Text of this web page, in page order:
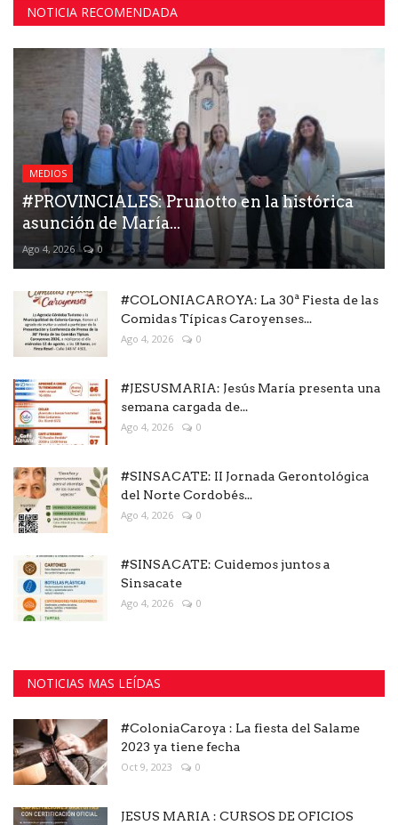
NOTICIA RECOMENDADA
MEDIOS
#PROVINCIALES: Prunotto en la histórica
asunción de María...
Ago 4, 2026 0
#COLONIACAROYA: La 30ª Fiesta de las
Comidas Típicas Caroyenses...
Ago 4, 2026 0
#JESUSMARIA: Jesús María presenta una
semana cargada de...
Ago 4, 2026 0
#SINSACATE: II Jornada Gerontológica
del Norte Cordobés...
Ago 4, 2026 0
#SINSACATE: Cuidemos juntos a
Sinsacate
Ago 4, 2026 0
NOTICIAS MAS LEÍDAS
#ColoniaCaroya : La fiesta del Salame
2023 ya tiene fecha
Oct 9, 2023 0
JESUS MARIA : CURSOS DE OFICIOS